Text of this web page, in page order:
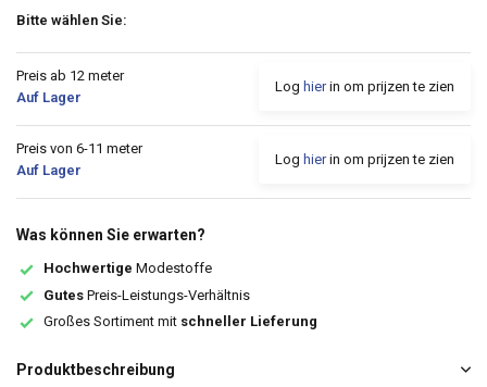
Bitte wählen Sie:
Preis ab 12 meter
Auf Lager
Log hierin om prijzen te zien
Preis von 6-11 meter
Auf Lager
Log hierin om prijzen te zien
Was können Sie erwarten?
Hochwertige Modestoffe
Gutes Preis-Leistungs-Verhältnis
Großes Sortiment mit schneller Lieferung
Produktbeschreibung